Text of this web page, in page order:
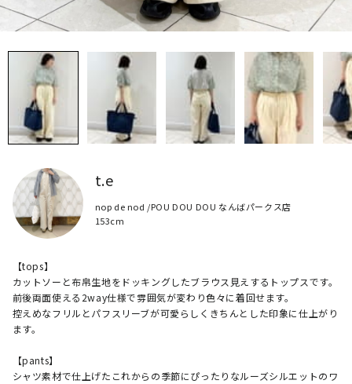
t.e
nop de nod /POU DOU DOU なんばパークス店
153cm
【tops】
カットソーと布帛生地をドッキングしたブラウス見えするトップスです。
前後両面使える2way仕様で雰囲気が変わり色々に着回せます。
控えめなフリルとパフスリーブが可愛らしくきちんとした印象に仕上がり
ます。
【pants】
シャツ素材で仕上げたこれからの季節にぴったりなルーズシルエットのワ